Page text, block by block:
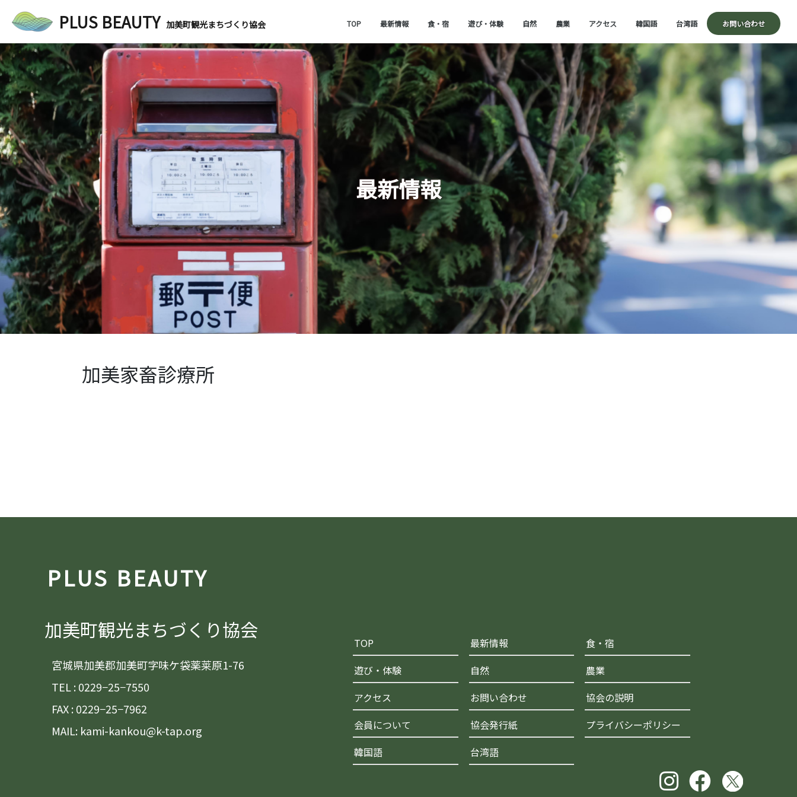
PLUS BEAUTY 加美町観光まちづくり協会 TOP 最新情報 食・宿 遊び・体験 自然 農業 アクセス 韓国語 台湾語 お問い合わせ
最新情報
加美家畜診療所
PLUS BEAUTY
加美町観光まちづくり協会
宮城県加美郡加美町字味ケ袋薬莱原1-76
TEL : 0229−25−7550
FAX : 0229−25−7962
MAIL: kami-kankou@k-tap.org
TOP 最新情報
食・宿
遊び・体験
自然
農業
アクセス
お問い合わせ
協会の説明
会員について
協会発行紙
プライバシーポリシー
韓国語
台湾語